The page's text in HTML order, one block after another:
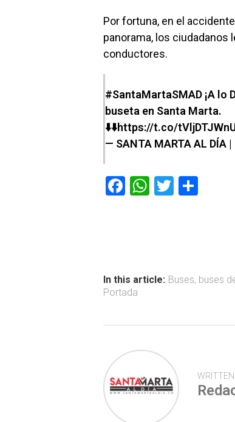
Por fortuna, en el
panorama, los ciudadanos
conductores.
#SantaMartaSMAD ¡A lo
buseta en Santa Marta.
⬇️⬇️https://t.co/
— SANTA MARTA AL DÍA
F
ok
W
p
T
tir
In this article: Buses, buses
Portada